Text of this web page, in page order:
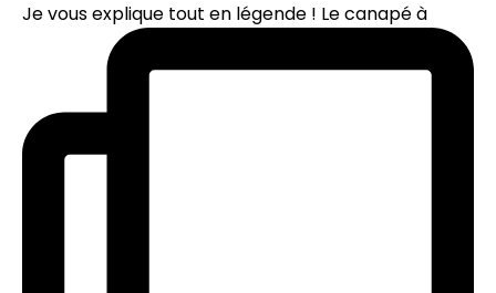
Je vous explique tout en légende ! Le canapé à